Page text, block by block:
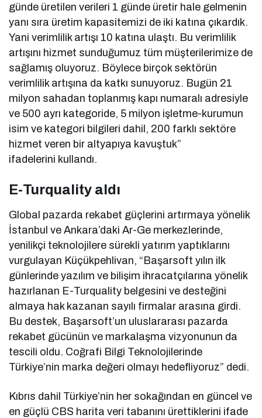
günde üretilen verileri 1 günde üretir hale gelmenin
yanı sıra üretim kapasitemizi de iki katına çıkardık.
Yani verimlilik artışı 10 katına ulaştı. Bu verimlilik
artışını hizmet sunduğumuz tüm müşterilerimize de
sağlamış oluyoruz. Böylece birçok sektörün
verimlilik artışına da katkı sunuyoruz. Bugün 21
milyon sahadan toplanmış kapı numaralı adresiyle
ve 500 ayrı kategoride, 5 milyon işletme-kurumun
isim ve kategori bilgileri dahil, 200 farklı sektöre
hizmet veren bir altyapıya kavuştuk”
ifadelerini kullandı.
E-Turquality aldı
Global pazarda rekabet güçlerini artırmaya yönelik
İstanbul ve Ankara’daki Ar-Ge merkezlerinde,
yenilikçi teknolojilere sürekli yatırım yaptıklarını
vurgulayan Küçükpehlivan, “Başarsoft yılın ilk
günlerinde yazılım ve bilişim ihracatçılarına yönelik
hazırlanan E-Turquality belgesini ve desteğini
almaya hak kazanan sayılı firmalar arasına girdi.
Bu destek, Başarsoft’un uluslararası pazarda
rekabet gücünün ve markalaşma vizyonunun da
tescili oldu. Coğrafi Bilgi Teknolojilerinde
Türkiye’nin marka değeri olmayı hedefliyoruz” dedi.
Kıbrıs dahil Türkiye’nin her sokağından en güncel ve
en güçlü CBS harita veri tabanını ürettiklerini ifade